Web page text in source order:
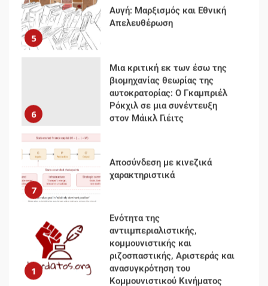
5
Αυγή: Μαρξισμός και Εθνική
Απελευθέρωση
6
Μια κριτική εκ των έσω της
βιομηχανίας θεωρίας της
αυτοκρατορίας: Ο Γκαμπριέλ
Ρόκχιλ σε μια συνέντευξη
στον Μάικλ Γιέιτς
7
Αποσύνδεση με κινεζικά
χαρακτηριστικά
1
Ενότητα της
αντιιμπεριαλιστικής,
κομμουνιστικής και
ριζοσπαστικής, Αριστεράς και
ανασυγκρότηση του
Κομμουνιστικού Κινήματος